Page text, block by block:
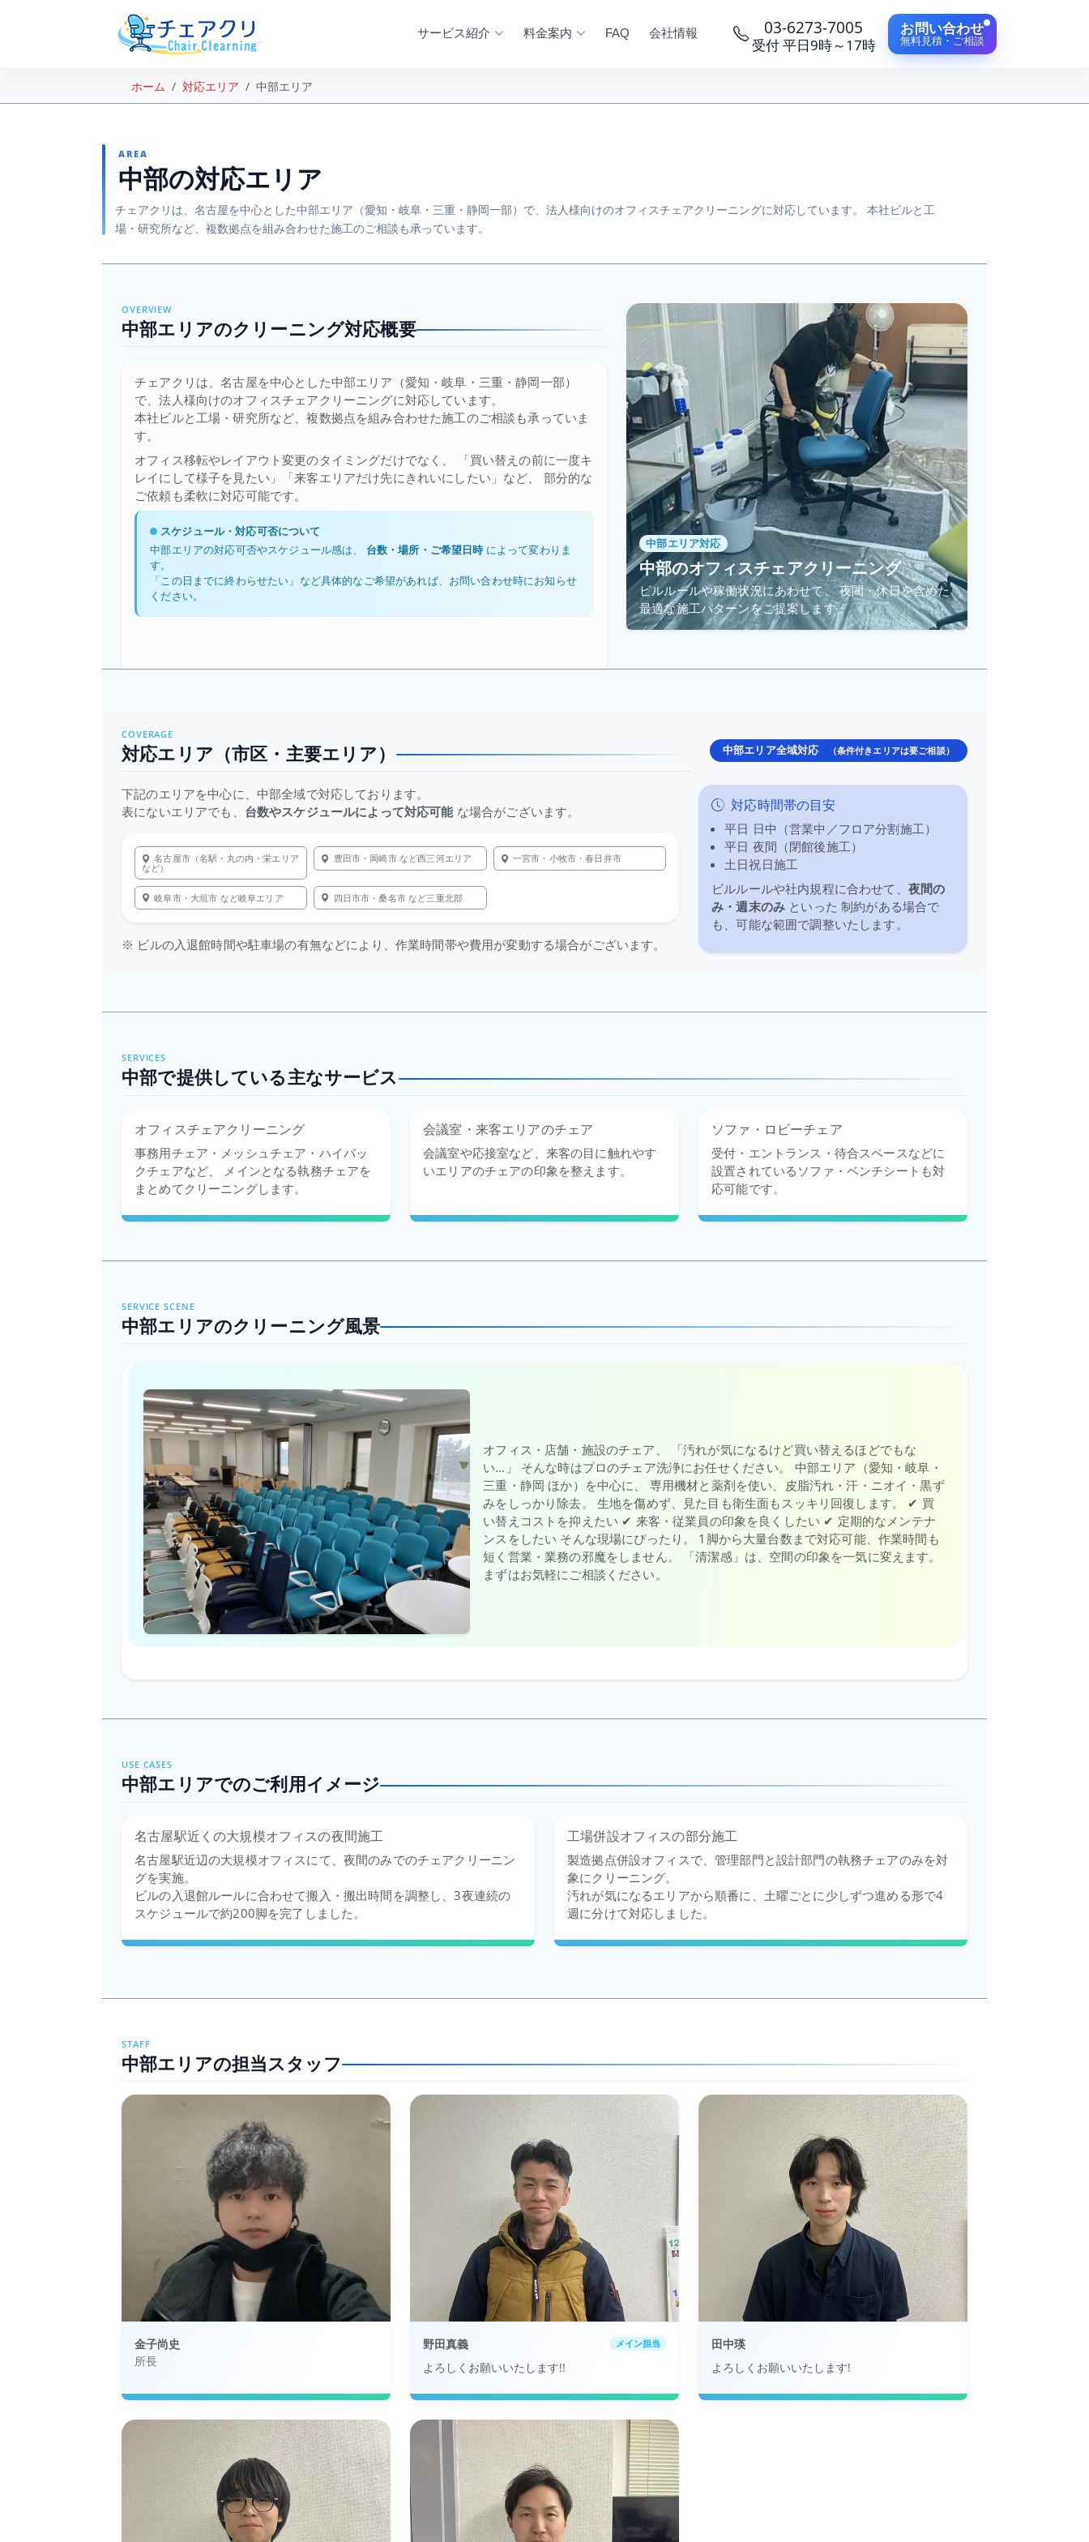
サービス紹介 料金案内 FAQ 会社情報 03-6273-7005
受付 平日9時～17時
お問い合わせ
無料見積・ご相談
ホーム 対応エリア 中部エリア
AREA
中部の対応エリア
チェアクリは、名古屋を中心とした中部エリア（愛知・岐阜・三重・静岡一部）で、法人様向けのオフィスチェアクリーニングに対応しています。 本社ビルと工
場・研究所など、複数拠点を組み合わせた施工のご相談も承っています。
OVERVIEW
中部エリアのクリーニング対応概要
チェアクリは、名古屋を中心とした中部エリア（愛知・岐阜・三重・静岡一部）
で、法人様向けのオフィスチェアクリーニングに対応しています。
本社ビルと工場・研究所など、複数拠点を組み合わせた施工のご相談も承っていま
す。
オフィス移転やレイアウト変更のタイミングだけでなく、 「買い替えの前に一度キ
レイにして様子を見たい」「来客エリアだけ先にきれいにしたい」など、 部分的な
ご依頼も柔軟に対応可能です。
スケジュール・対応可否について
中部エリアの対応可否やスケジュール感は、 台数・場所・ご希望日時 によって変わりま
す。
「この日までに終わらせたい」など具体的なご希望があれば、お問い合わせ時にお知らせ
ください。
中部エリア対応
中部のオフィスチェアクリーニング
ビルルールや稼働状況にあわせて、 夜間・休日を含めた
最適な施工パターンをご提案します。
COVERAGE
対応エリア（市区・主要エリア） 中部エリア全域対応 （条件付きエリアは要ご相談）
下記のエリアを中心に、中部全域で対応しております。
表にないエリアでも、 台数やスケジュールによって対応可能 な場合がございます。
名古屋市（名駅・丸の内・栄エリア
など）
豊田市・岡崎市 など西三河エリア 一宮市・小牧市・春日井市
岐阜市・大垣市 など岐阜エリア 四日市市・桑名市 など三重北部
※ ビルの入退館時間や駐車場の有無などにより、作業時間帯や費用が変動する場合がございます。
対応時間帯の目安
平日 日中（営業中／フロア分割施工）
平日 夜間（閉館後施工）
土日祝日施工
ビルルールや社内規程に合わせて、 夜間の
み・週末のみ といった 制約がある場合で
も、可能な範囲で調整いたします。
SERVICES
中部で提供している主なサービス
オフィスチェアクリーニング
事務用チェア・メッシュチェア・ハイバッ
クチェアなど、 メインとなる執務チェアを
まとめてクリーニングします。
会議室・来客エリアのチェア
会議室や応接室など、来客の目に触れやす
いエリアのチェアの印象を整えます。
ソファ・ロビーチェア
受付・エントランス・待合スペースなどに
設置されているソファ・ベンチシートも対
応可能です。
SERVICE SCENE
中部エリアのクリーニング風景
オフィス・店舗・施設のチェア、 「汚れが気になるけど買い替えるほどでもな
い…」 そんな時はプロのチェア洗浄にお任せください。 中部エリア（愛知・岐阜・
三重・静岡 ほか）を中心に、 専用機材と薬剤を使い、皮脂汚れ・汗・ニオイ・黒ず
みをしっかり除去。 生地を傷めず、見た目も衛生面もスッキリ回復します。 ✔ 買
い替えコストを抑えたい ✔ 来客・従業員の印象を良くしたい ✔ 定期的なメンテナ
ンスをしたい そんな現場にぴったり。 1脚から大量台数まで対応可能、作業時間も
短く営業・業務の邪魔をしません。 「清潔感」は、空間の印象を一気に変えます。
まずはお気軽にご相談ください。
USE CASES
中部エリアでのご利用イメージ
名古屋駅近くの大規模オフィスの夜間施工
名古屋駅近辺の大規模オフィスにて、夜間のみでのチェアクリーニン
グを実施。
ビルの入退館ルールに合わせて搬入・搬出時間を調整し、3夜連続の
スケジュールで約200脚を完了しました。
工場併設オフィスの部分施工
製造拠点併設オフィスで、管理部門と設計部門の執務チェアのみを対
象にクリーニング。
汚れが気になるエリアから順番に、土曜ごとに少しずつ進める形で4
週に分けて対応しました。
STAFF
中部エリアの担当スタッフ
金子尚史
所長
野田真義 メイン担当
よろしくお願いいたします!!
田中瑛
よろしくお願いいたします!